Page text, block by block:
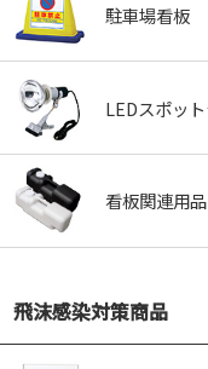
駐車場看板
LEDスポッ
看板関連用品
飛沫感染対策商品